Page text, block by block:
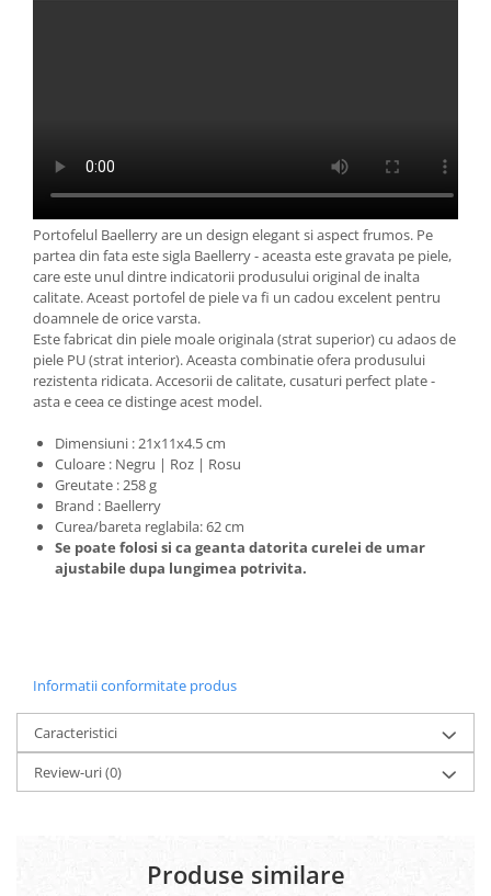
Portofelul Baellerry are un design elegant si aspect frumos. Pe
partea din fata este sigla Baellerry - aceasta este gravata pe piele,
care este unul dintre indicatorii produsului original de inalta
calitate. Aceast portofel de piele va fi un cadou excelent pentru
doamnele de orice varsta.
Este fabricat din piele moale originala (strat superior) cu adaos de
piele PU (strat interior). Aceasta combinatie ofera produsului
rezistenta ridicata. Accesorii de calitate, cusaturi perfect plate -
asta e ceea ce distinge acest model.
Dimensiuni : 21x11x4.5 cm
Culoare : Negru | Roz | Rosu
Greutate : 258 g
Brand : Baellerry
Curea/bareta reglabila: 62 cm
Se poate folosi si ca geanta datorita curelei de umar
ajustabile dupa lungimea potrivita.
Informatii conformitate produs
Caracteristici
Review-uri(0)
Produse similare